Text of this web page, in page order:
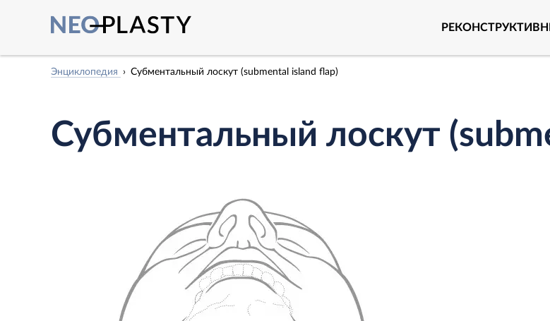
Энциклопедия Субментальный лоскут (submental island flap)
Субментальный лоскут